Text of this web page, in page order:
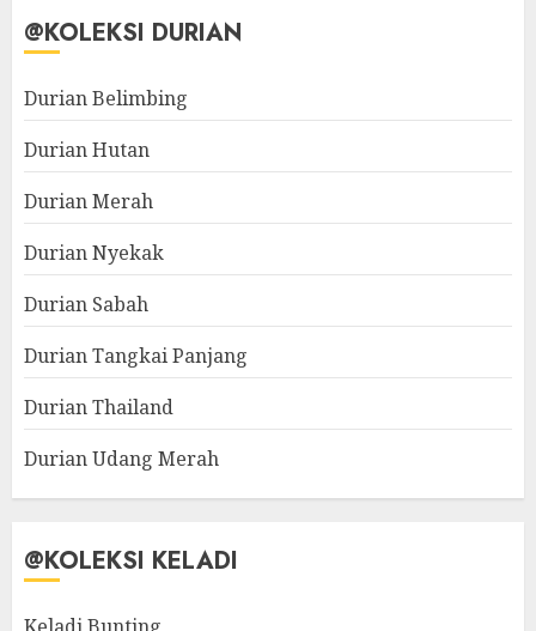
@KOLEKSI DURIAN
Durian Belimbing
Durian Hutan
Durian Merah
Durian Nyekak
Durian Sabah
Durian Tangkai Panjang
Durian Thailand
Durian Udang Merah
@KOLEKSI KELADI